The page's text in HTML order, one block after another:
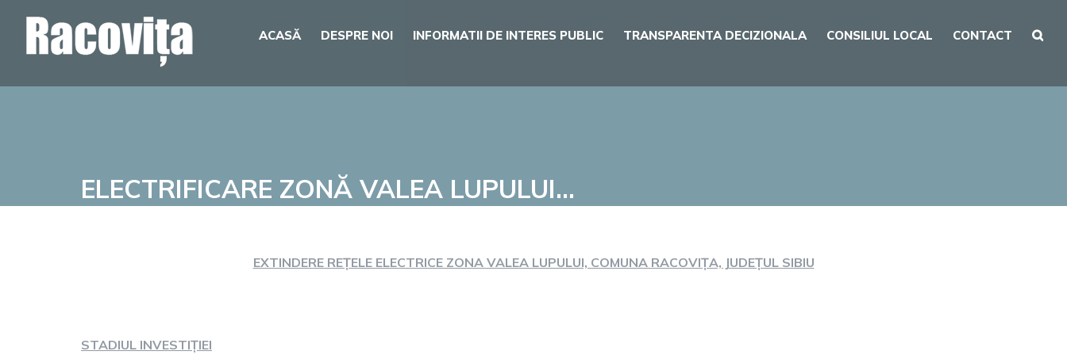
ACASĂ DESPRE NOI INFORMATII DE INTERES PUBLIC TRANSPARENTA DECIZIONALA CONSILIUL LOCAL CONTACT
ELECTRIFICARE ZONĂ VALEA LUPULUI…
EXTINDERE REȚELE ELECTRICE ZONA VALEA LUPULUI, COMUNA RACOVIȚA, JUDEȚUL SIBIU
STADIUL INVESTIȚIEI